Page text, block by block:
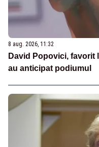
8 aug. 2026, 11:32
David Popovici, favorit
au anticipat podiumul